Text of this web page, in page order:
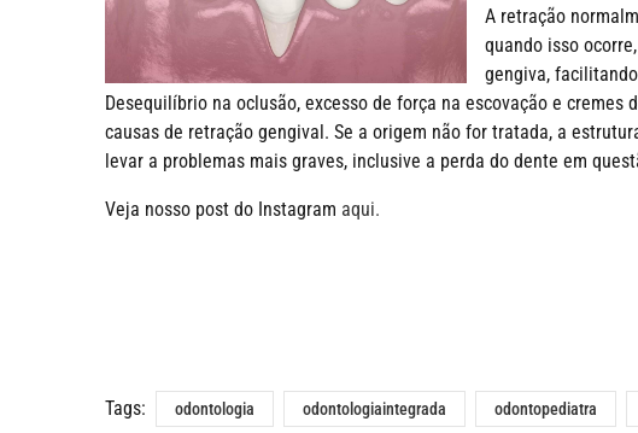
A retração
quando isso
gengiva,
Desequilíbrio na oclusão, excesso de força na escovação e
causas de retração gengival. Se a origem não for tratada, a
levar a problemas mais graves, inclusive a perda do dente em
Veja nosso post do Instagram aqui.
Tags: odontologia odontologiaintegrada odontopediatra